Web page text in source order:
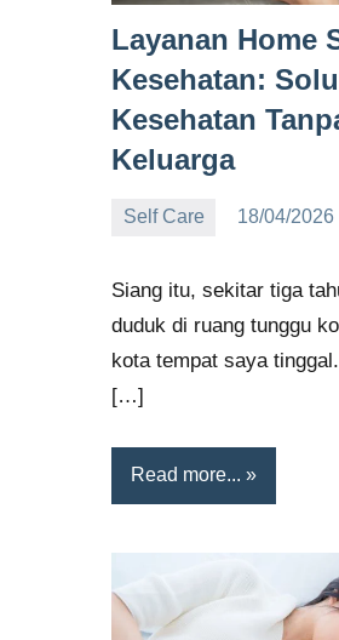
Layanan Home
Kesehatan:
Kesehatan
Keluarga
Self Care 18/04/2026
Siang itu, sekitar tiga
duduk di ruang tunggu
kota tempat saya
[…]
Read more...